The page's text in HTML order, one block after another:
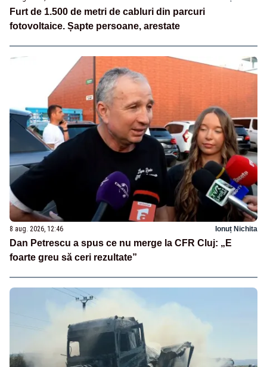
Furt de 1.500 de metri de cabluri din parcuri
fotovoltaice. Șapte persoane, arestate
8 aug. 2026, 12:46 Ionuț Nichita
Dan Petrescu a spus ce nu merge la CFR Cluj: „E
foarte greu să ceri rezultate”